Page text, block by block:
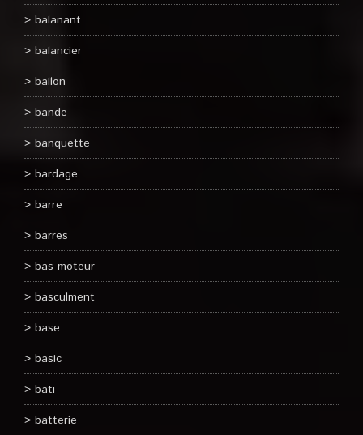
balanant
balancier
ballon
bande
banquette
bardage
barre
barres
bas-moteur
basculment
base
basic
bati
batterie